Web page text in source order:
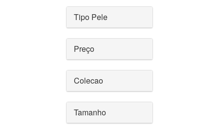
Tipo Pele
Preço
Colecao
Tamanho